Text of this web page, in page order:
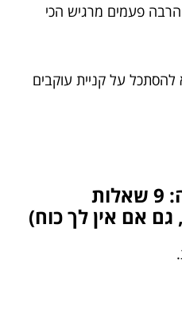
פעמים מרגיש הכי
על קניית עוקבים
צ׳ק ליסט לפני קנייה: 9 שאלות
גם אם אין לך כוח)